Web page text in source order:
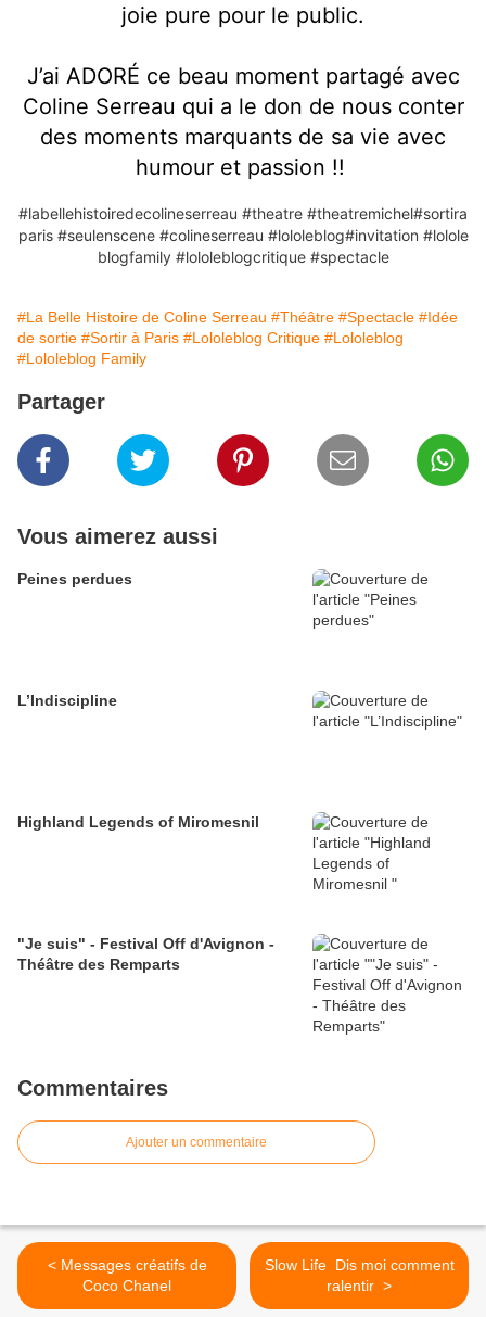
joie pure pour le public.
J’ai ADORÉ ce beau moment partagé avec
Coline Serreau qui a le don de nous conter
des moments marquants de sa vie avec
humour et passion !!
#labellehistoiredecolineserreau #theatre #theatremichel#sortira
paris #seulenscene #colineserreau #lololeblog#invitation #lolole
blogfamily #lololeblogcritique #spectacle
#La Belle Histoire de Coline Serreau #Théâtre #Spectacle #Idée
de sortie #Sortir à Paris #Lololeblog Critique #Lololeblog
#Lololeblog Family
Partager
Vous aimerez aussi
Peines perdues
L’Indiscipline
Highland Legends of Miromesnil
"Je suis" - Festival Off d'Avignon -
Théâtre des Remparts
Commentaires
Ajouter un commentaire
< Messages créatifs de
Coco Chanel
Slow Life Dis moi comment
ralentir >